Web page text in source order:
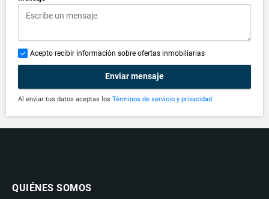
Acepto recibir información sobre ofertas inmobiliarias
Enviar mensaje
Al enviar tus datos aceptas los Términos de servicio y privacidad
QUIÉNES SOMOS